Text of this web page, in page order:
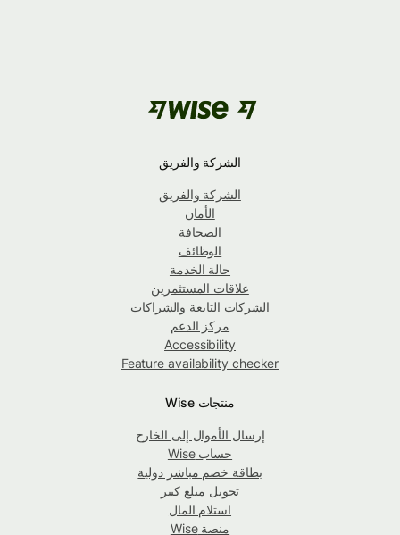
الشركة والفريق
الشركة والفريق
الأمان
الصحافة
الوظائف
حالة الخدمة
علاقات المستثمرين
الشركات التابعة والشراكات
مركز الدعم
Accessibility
Feature availability checker
منتجات Wise
إرسال الأموال إلى الخارج
حساب Wise
بطاقة خصم مباشر دولية
تحويل مبلغ كبير
استلام المال
منصة Wise